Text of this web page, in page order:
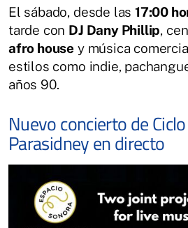
El sábado, desde las17:00
tarde con DJ Dany Phillip,
afro house y música
estilos como indie,
años 90.
Nuevo concierto de
Parasidney en directo